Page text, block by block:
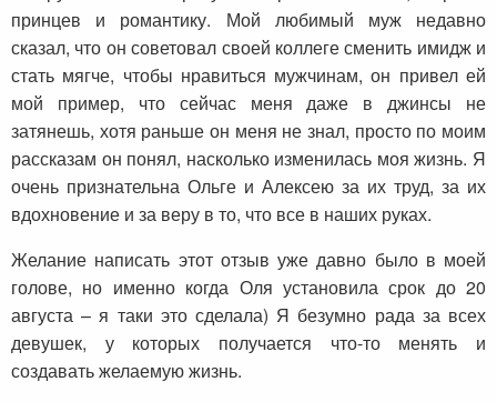
принцев и романтику. Мой любимый муж недавно
сказал, что он советовал своей коллеге сменить имидж и
стать мягче, чтобы нравиться мужчинам, он привел ей
мой пример, что сейчас меня даже в джинсы не
затянешь, хотя раньше он меня не знал, просто по моим
рассказам он понял, насколько изменилась моя жизнь. Я
очень признательна Ольге и Алексею за их труд, за их
вдохновение и за веру в то, что все в наших руках.
Желание написать этот отзыв уже давно было в моей
голове, но именно когда Оля установила срок до 20
августа – я таки это сделала) Я безумно рада за всех
девушек, у которых получается что-то менять и
создавать желаемую жизнь.